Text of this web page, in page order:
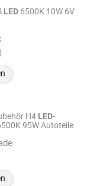
LED 6500K 10W 6V
H4 LED-
95W Autoteile